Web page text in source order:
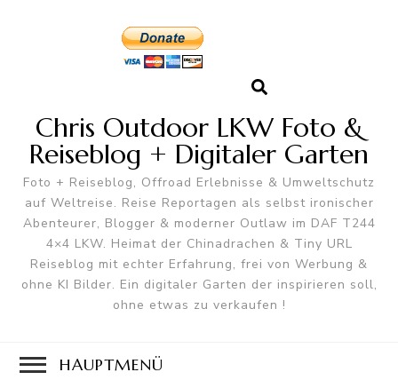
Chris Outdoor LKW Foto &
Reiseblog + Digitaler Garten
Foto + Reiseblog, Offroad Erlebnisse & Umweltschutz
auf Weltreise. Reise Reportagen als selbst ironischer
Abenteurer, Blogger & moderner Outlaw im DAF T244
4×4 LKW. Heimat der Chinadrachen & Tiny URL
Reiseblog mit echter Erfahrung, frei von Werbung &
ohne KI Bilder. Ein digitaler Garten der inspirieren soll,
ohne etwas zu verkaufen !
HAUPTMENÜ